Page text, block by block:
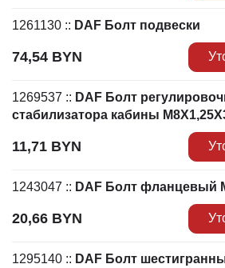
1261130 :: DAF Болт подвески
74,54 BYN
1269537 :: DAF Болт
стабилизатора кабины
11,71 BYN
1243047 :: DAF Болт фланцевый
20,66 BYN
1295140 :: DAF Болт